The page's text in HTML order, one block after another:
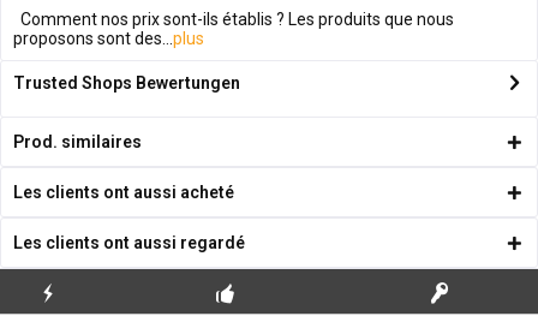
Comment nos prix sont-ils établis ? Les produits que nous
proposons sont des... plus
Trusted Shops Bewertungen
Prod. similaires
Les clients ont aussi acheté
Les clients ont aussi regardé